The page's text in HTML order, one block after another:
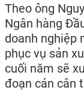
Theo ông
Ngân hàng
doanh nghiệp
phục vụ sản
cuối năm sẽ
đoạn cán cân